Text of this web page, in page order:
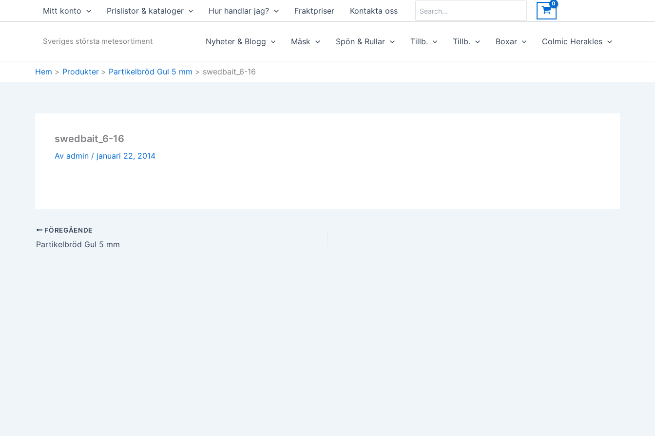
Mitt konto Prislistor & kataloger Hur handlar jag? Fraktpriser Kontakta oss
for:
Sveriges största metesortiment Nyheter & Blogg Mäsk Spön & Rullar Tillb. Tillb. Boxar Colmic Herakles
Hem Produkter Partikelbröd Gul 5 mm swedbait_6-16
swedbait_6-16
Av admin / januari 22, 2014
FÖREGÅENDE
Partikelbröd Gul 5 mm